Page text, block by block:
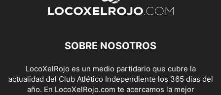
SOBRE NOSOTROS
LocoXelRojo es un medio partidario que cubre la
actualidad del Club Atlético Independiente los 365 días del
año. En LocoXelRojo.com te acercamos la mejor